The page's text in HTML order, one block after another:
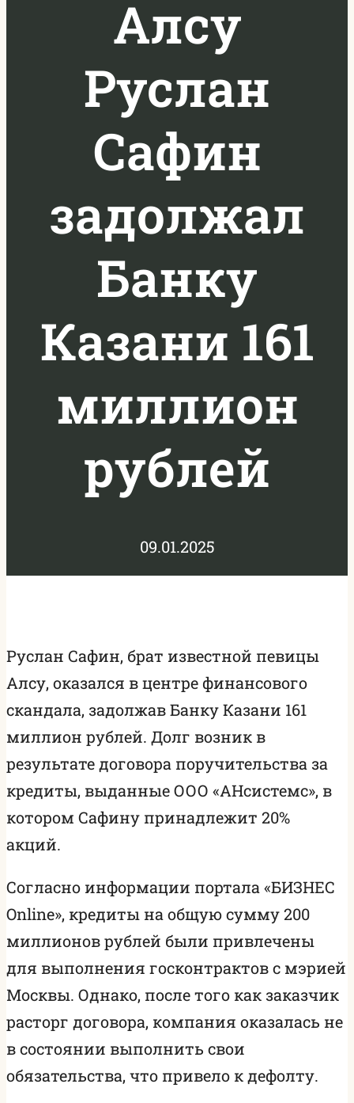
Алсу
Руслан
Сафин
задолжал
Банку
Казани 161
миллион
рублей
09.01.2025
Руслан Сафин, брат известной певицы
Алсу, оказался в центре финансового
скандала, задолжав Банку Казани 161
миллион рублей. Долг возник в
результате договора поручительства за
кредиты, выданные ООО «АНсистемс», в
котором Сафину принадлежит 20%
акций.
Согласно информации портала «БИЗНЕС
Online», кредиты на общую сумму 200
миллионов рублей были привлечены
для выполнения госконтрактов с мэрией
Москвы. Однако, после того как заказчик
расторг договора, компания оказалась не
в состоянии выполнить свои
обязательства, что привело к дефолту.